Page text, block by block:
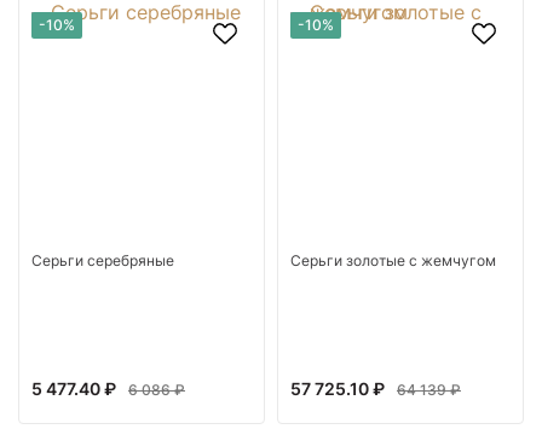
-10%
Серьги серебряные
5 477.40 ₽ 6 086 ₽
-10%
Серьги золотые с жемчугом
57 725.10 ₽ 64 139 ₽